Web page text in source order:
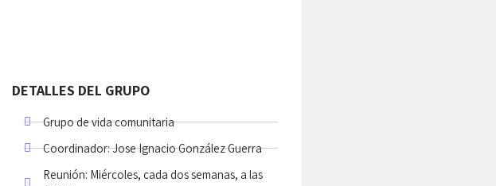
DETALLES DEL GRUPO
Grupo de vida comunitaria
Coordinador: Jose Ignacio González Guerra
Reunión: Miércoles, cada dos semanas, a las